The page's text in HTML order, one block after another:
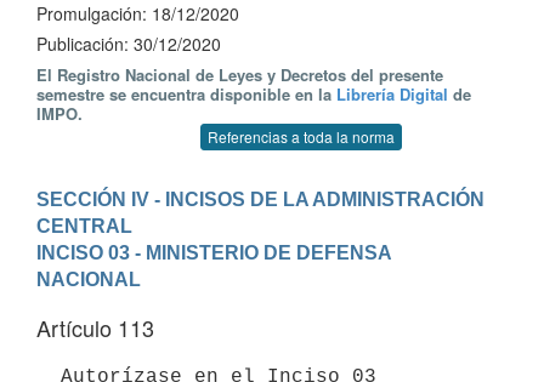
Promulgación: 18/12/2020
Publicación: 30/12/2020
El Registro Nacional de Leyes y Decretos del presente
semestre se encuentra disponible en la Librería Digital de
IMPO.
Referencias a toda la norma
SECCIÓN IV - INCISOS DE LA ADMINISTRACIÓN
CENTRAL
INCISO 03 - MINISTERIO DE DEFENSA
NACIONAL
Artículo 113